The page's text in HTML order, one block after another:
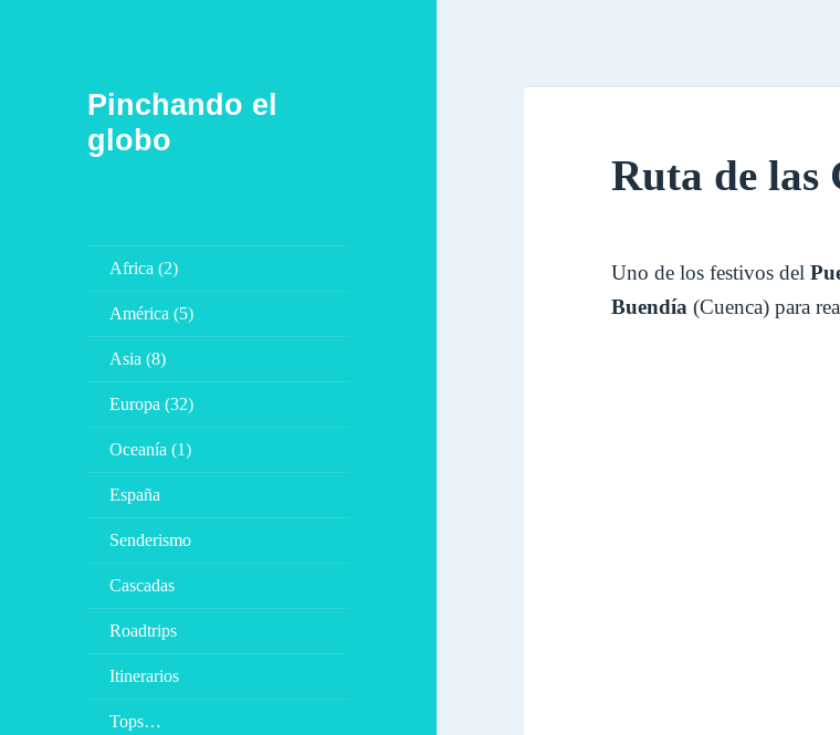
Pinchando el
globo
Africa (2)
América (5)
Asia (8)
Europa (32)
Oceanía (1)
España
Senderismo
Cascadas
Roadtrips
Itinerarios
Tops…
Ruta de las
Uno de los festivos del
Buendía (Cuenca) para